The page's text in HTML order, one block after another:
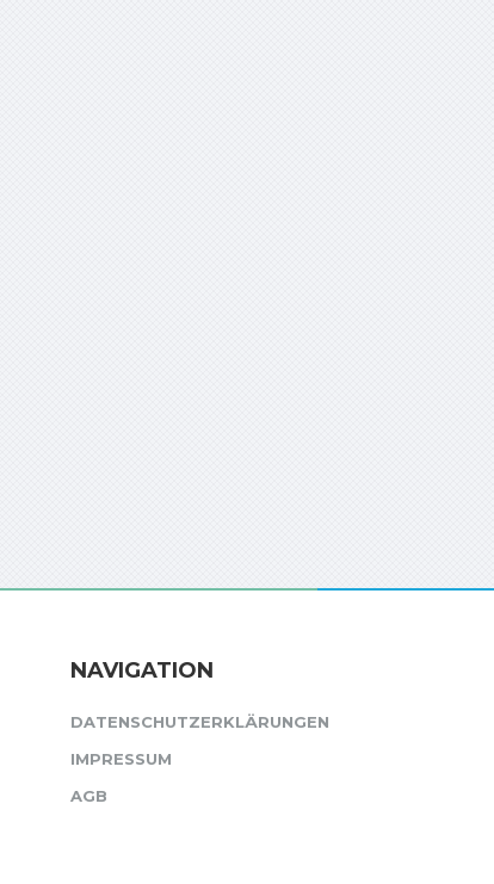
NAVIGATION
DATENSCHUTZERKLÄRUNGEN
IMPRESSUM
AGB